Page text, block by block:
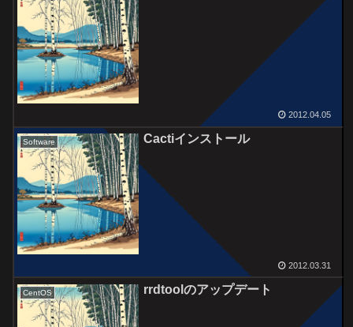
2012.04.05
Software Cactiインストール
2012.03.31
CentOS rrdtoolのアップデート